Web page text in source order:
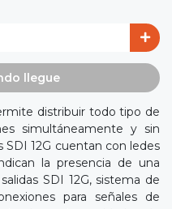
llegue
distribuir todo tipo de
simultáneamente y sin
SDI 12G cuentan con ledes
la presencia de una
SDI 12G, sistema de
para señales de